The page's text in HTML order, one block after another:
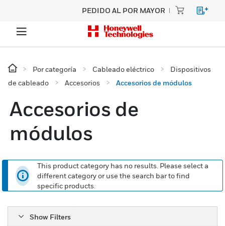
PEDIDO AL POR MAYOR
Por categoría Cableado eléctrico
Dispositivos
de cableado
Accesorios Accesorios de módulos
Accesorios de
módulos
This product category has no results. Please select a
different category or use the search bar to find
specific products.
Show Filters